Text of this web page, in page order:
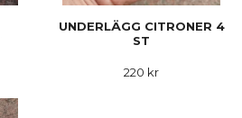
UNDERLÄGG CITRONER 4
ST
220 kr